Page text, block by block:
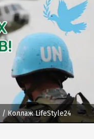
/ Коллаж LifeStyle24